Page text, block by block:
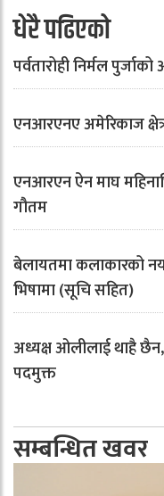
धेरै पढिएको
पर्वतारोही निर्मल
एनआरएनए अमेरिकाज
एनआरएन ऐन माघ
गौतम
बेलायतमा कलाकारको
भिषामा (सूचि सहित)
अध्यक्ष ओलीलाई थाहै
पदमुक्त
सम्बन्धित खवर